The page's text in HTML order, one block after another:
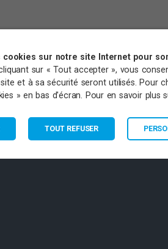
cookies sur notre site Internet pour
sur « Tout accepter », vous
et à sa sécurité seront utilisés. Pour
» en bas d'écran. Pour en savoir
TOUT REFUSER